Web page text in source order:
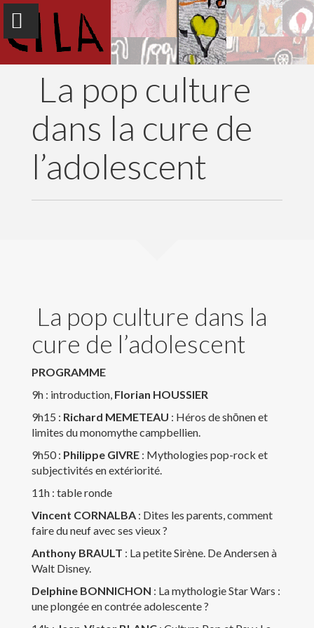
Accueil
Enregistrements
Membres
Publications
Contacts
Liens
Copyright text here
La pop culture
dans la cure de
l’adolescent
La pop culture dans la
cure de l’adolescent
PROGRAMME
9h : introduction, Florian HOUSSIER
9h15 : Richard MEMETEAU : Héros de shōnen et
limites du monomythe campbellien.
9h50 : Philippe GIVRE: Mythologies pop-rock et
subjectivités en extériorité.
11h : table ronde
Vincent CORNALBA: Dites les parents, comment
faire du neuf avec ses vieux ?
Anthony BRAULT : La petite Sirène. De Andersen à
Walt Disney.
Delphine BONNICHON : La mythologie Star Wars :
une plongée en contrée adolescente ?